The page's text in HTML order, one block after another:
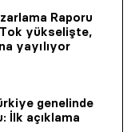
Raporu
yükselişte,
yayılıyor
genelinde
İlk açıklama